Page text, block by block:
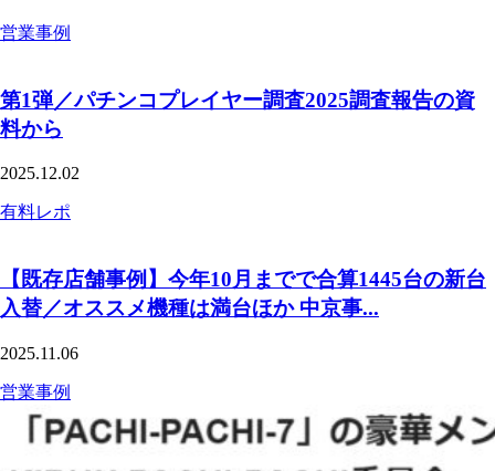
営業事例
第1弾／パチンコプレイヤー調査2025調査報告の資
料から
2025.12.02
有料レポ
【既存店舗事例】今年10月までで合算1445台の新台
入替／オススメ機種は満台ほか 中京事...
2025.11.06
営業事例